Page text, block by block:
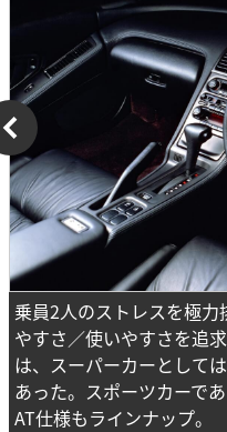
乗員2人のストレスを極
やすさ／使いやすさを追
は、スーパーカーとして
あった。スポーツカーで
AT仕様もラインナップ。